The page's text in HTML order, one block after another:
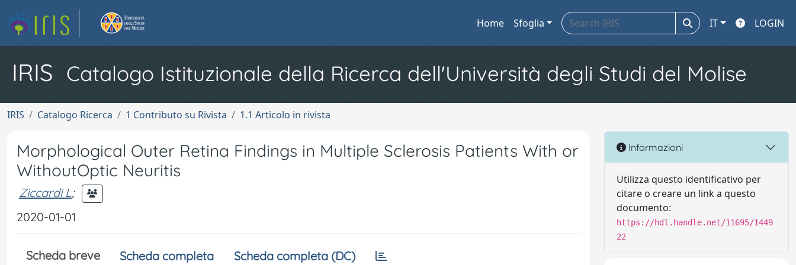
Home Sfoglia IT LOGIN
IRIS Catalogo Istituzionale della Ricerca dell'Università degli Studi del Molise
IRIS Catalogo Ricerca 1 Contributo su Rivista 1.1 Articolo in rivista
Morphological Outer Retina Findings in Multiple Sclerosis Patients With or
WithoutOptic Neuritis
Ziccardi L;
2020-01-01
Scheda breve Scheda completa Scheda completa (DC)
Informazioni
Utilizza questo identificativo per
citare o creare un link a questo
documento:
https://hdl.handle.net/11695/1449
22